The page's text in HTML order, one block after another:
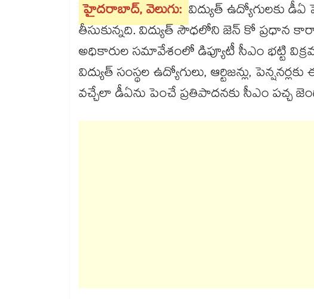
హైదరాబాద్, వెలుగు: విద్యుత్ ఉద్యోగులకు డీఏ
తీసుకున్నది. విద్యుత్ సౌధ‌‌‌‌‌‌‌‌లోని జెన్ కో ప్రధాన
అధికారుల స‌‌‌‌‌‌‌‌మావేశంలో డిప్యూటీ సీఎం భట్టి
విద్యుత్ సంస్థల ఉద్యోగులు, ఆర్టిజన్లు,
వచ్చేలా డీఏను పెంచే ప్రతిపాదనకు సీఎం ప‌‌‌‌‌‌‌‌చ్చ